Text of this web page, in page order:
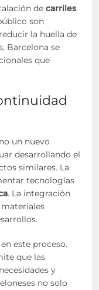
decarriles
son
la huella de
Barcelona se
que
un nuevo
desarrollando el
similares. La
tecnologías
. La integración
este proceso.
que las
y
no solo